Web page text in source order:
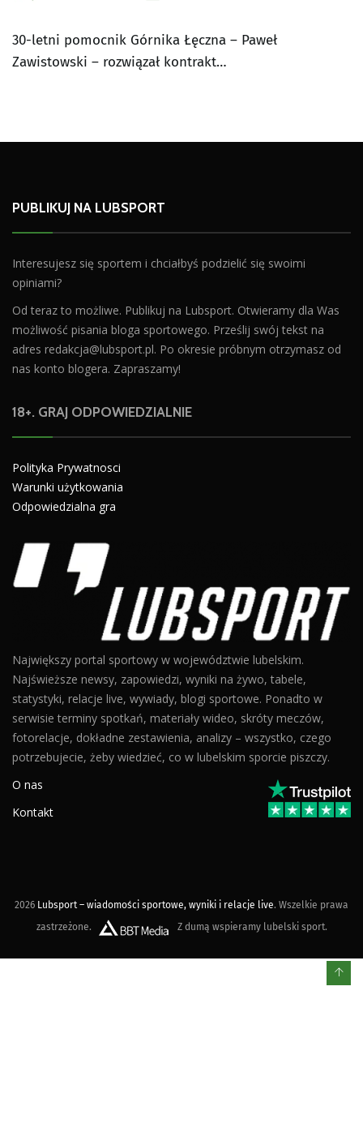
30-letni pomocnik Górnika Łęczna – Paweł
Zawistowski – rozwiązał kontrakt…
PUBLIKUJ NA LUBSPORT
Interesujesz się sportem i chciałbyś podzielić się swoimi
opiniami?
Od teraz to możliwe. Publikuj na Lubsport. Otwieramy dla Was
możliwość pisania bloga sportowego. Prześlij swój tekst na
adres redakcja@lubsport.pl. Po okresie próbnym otrzymasz od
nas konto blogera. Zapraszamy!
18+. GRAJ ODPOWIEDZIALNIE
Polityka Prywatnosci
Warunki użytkowania
Odpowiedzialna gra
Największy portal sportowy w województwie lubelskim.
Najświeższe newsy, zapowiedzi, wyniki na żywo, tabele,
statystyki, relacje live, wywiady, blogi sportowe. Ponadto w
serwisie terminy spotkań, materiały wideo, skróty meczów,
fotorelacje, dokładne zestawienia, analizy – wszystko, czego
potrzebujecie, żeby wiedzieć, co w lubelskim sporcie piszczy.
O nas
Kontakt
2026 Lubsport – wiadomości sportowe, wyniki i relacje live. Wszelkie prawa
zastrzeżone.
Z dumą wspieramy lubelski sport.